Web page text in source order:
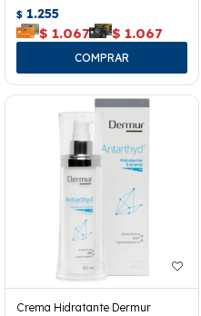
$ 1.255
$ 1.067 $ 1.067
Crema Hidratante Dermur